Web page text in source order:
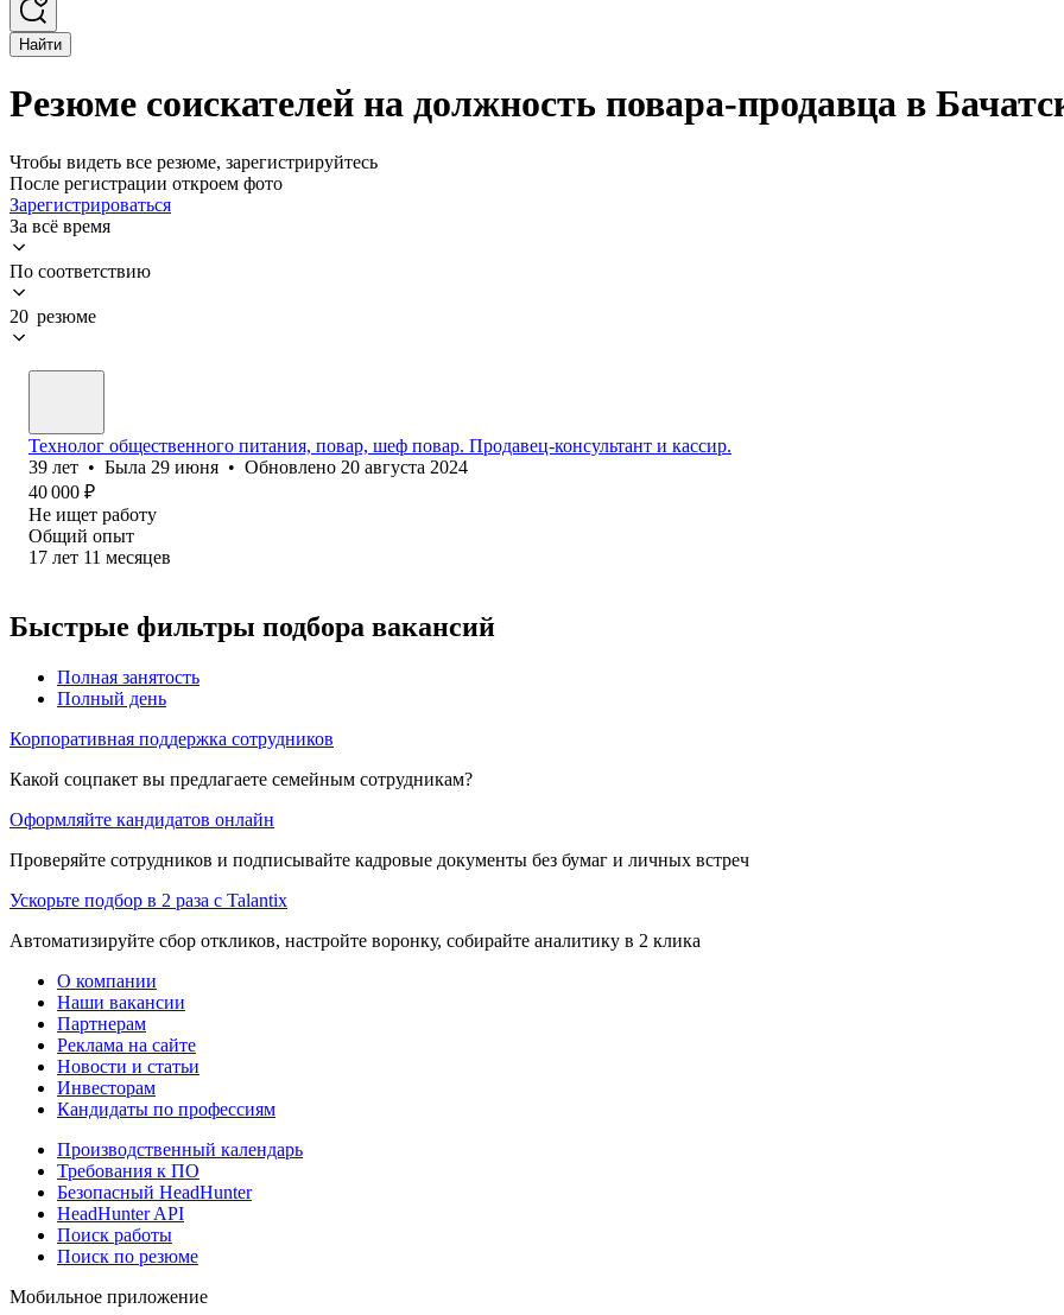
Найти
Резюме соискателей на должность повара-продавца в
Чтобы видеть все резюме, зарегистрируйтесь
После регистрации откроем фото
Зарегистрироваться
За всё время
По соответствию
20 резюме
Технолог общественного питания, повар, шеф повар. Продавец-консультант и кассир.
39 лет • Была 29 июня • Обновлено 20 августа 2024
40 000 ₽
Не ищет работу
Общий опыт
17 лет 11 месяцев
Быстрые фильтры подбора вакансий
Полная занятость
Полный день
Корпоративная поддержка сотрудников
Какой соцпакет вы предлагаете семейным сотрудникам?
Оформляйте кандидатов онлайн
Проверяйте сотрудников и подписывайте кадровые документы без бумаг и личных встреч
Ускорьте подбор в 2 раза с Talantix
Автоматизируйте сбор откликов, настройте воронку, собирайте аналитику в 2 клика
О компании
Наши вакансии
Партнерам
Реклама на сайте
Новости и статьи
Инвесторам
Кандидаты по профессиям
Производственный календарь
Требования к ПО
Безопасный HeadHunter
HeadHunter API
Поиск работы
Поиск по резюме
Мобильное приложение